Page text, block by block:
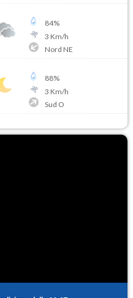
84%
3 Km/h
Nord NE
88%
3 Km/h
Sud O